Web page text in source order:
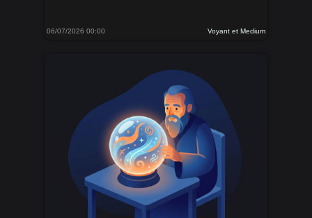
06/07/2026 00:00 Voyant et Medium